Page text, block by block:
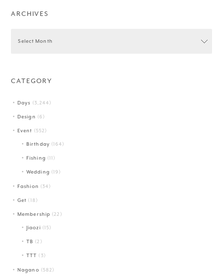
ARCHIVES
CATEGORY
Days (3,244)
Design (6)
Event (552)
Birthday (164)
Fishing (11)
Wedding (19)
Fashion (34)
Get (18)
Membership (22)
Jiaozi (15)
TB (2)
TTT (3)
Nagano (582)